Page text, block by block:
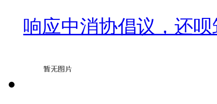
响应中消协倡议，还